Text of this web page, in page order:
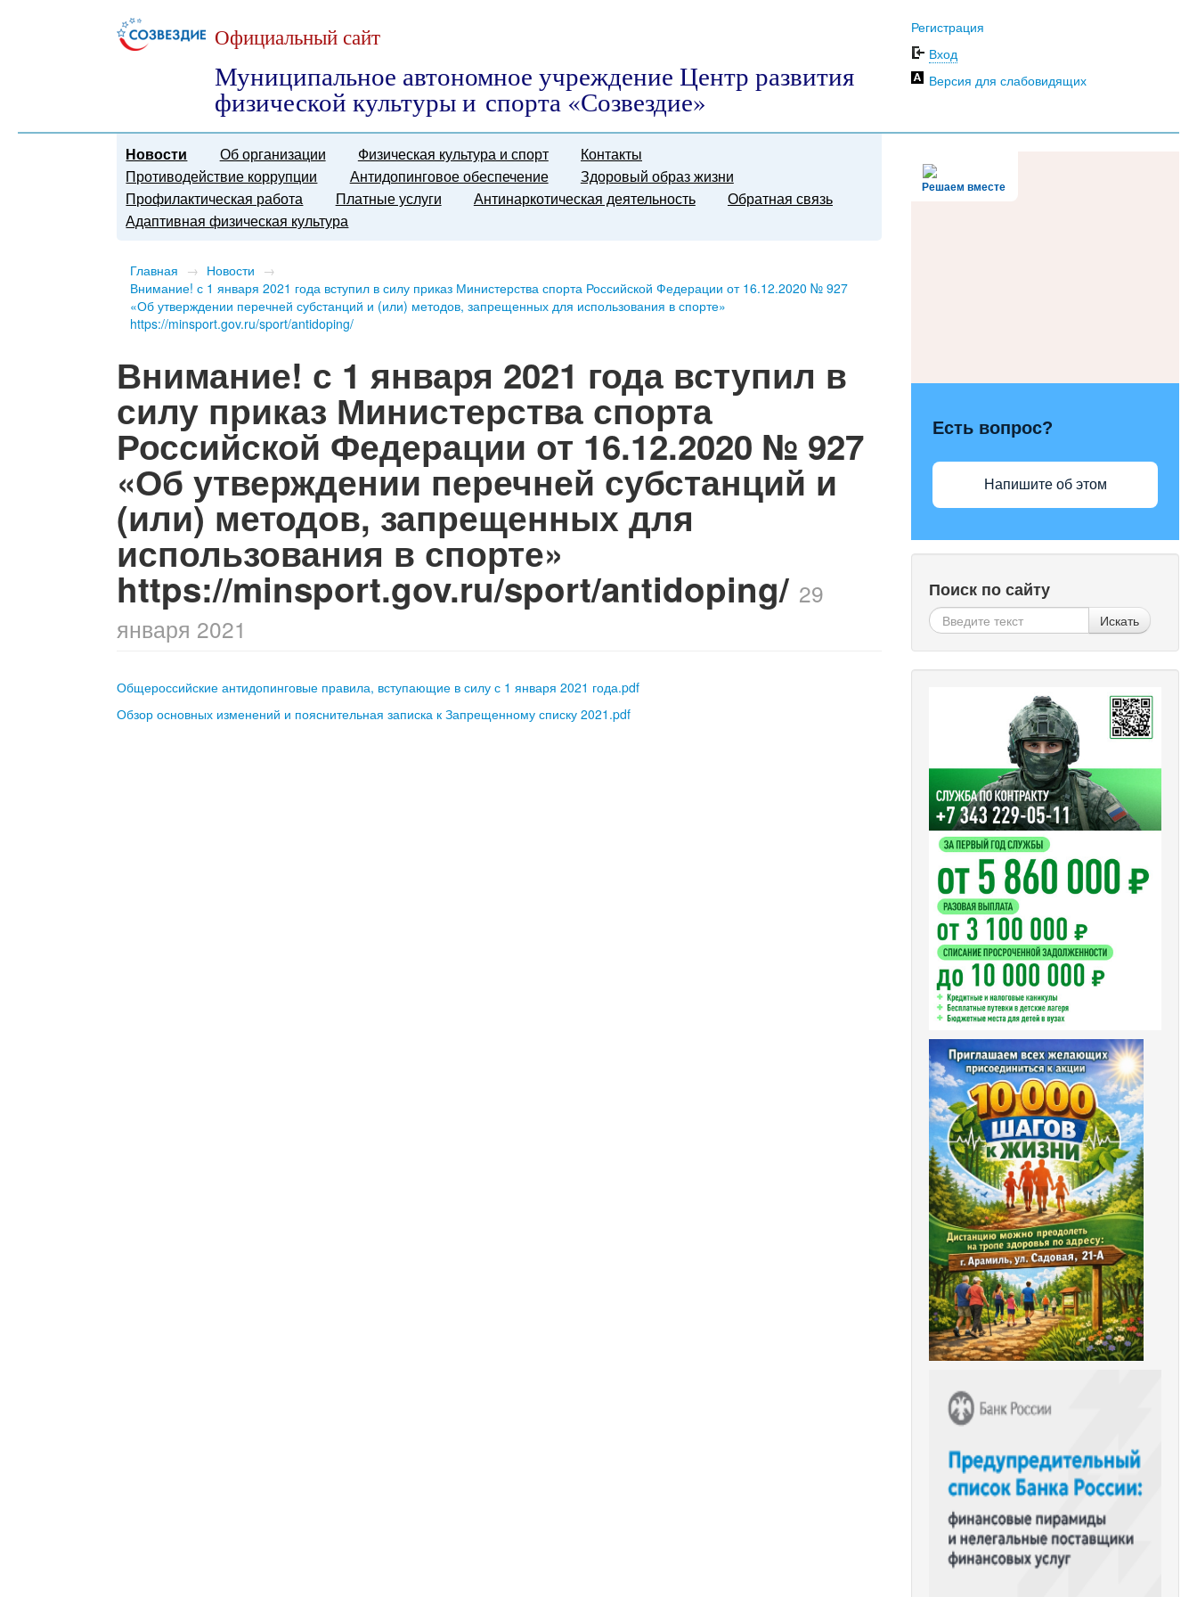
Официальный сайт
Муниципальное автономное учреждение Центр развития
физической культуры и спорта «Созвездие»
Регистрация
Вход
Версия для слабовидящих
Новости Об организации Физическая культура и спорт
Контакты
Противодействие коррупции
Антидопинговое обеспечение
Здоровый образ жизни
Профилактическая работа
Платные услуги Антинаркотическая деятельность
Обратная связь
Адаптивная физическая культура
Главная → Новости →
​Внимание! с 1 января 2021 года вступил в силу приказ Министерства спорта Российской Федерации от 16.12.2020 № 927
«Об утверждении перечней субстанций и (или) методов, запрещенных для использования в спорте»
https://minsport.gov.ru/sport/antidoping/
​Внимание! с 1 января 2021 года вступил в
силу приказ Министерства спорта
Российской Федерации от 16.12.2020 № 927
«Об утверждении перечней субстанций и
(или) методов, запрещенных для
использования в спорте»
https://minsport.gov.ru/sport/antidoping/ 29
января 2021
Общероссийские антидопинговые правила, вступающие в силу с 1 января 2021 года.pdf
Обзор основных изменений и пояснительная записка к Запрещенному списку 2021.pdf
Решаем вместе
Есть вопрос?
Напишите об этом
Поиск по сайту
Искать